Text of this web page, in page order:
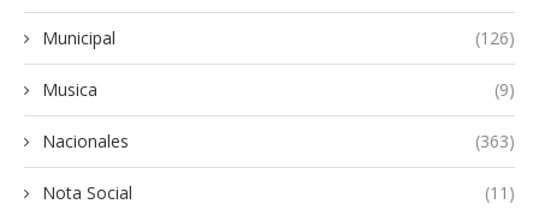
Municipal (126)
Musica (9)
Nacionales (363)
Nota Social (11)